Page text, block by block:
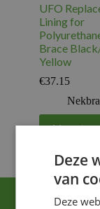
UFO
Lining for
Brace
Yellow
€37.15
Voeg toe
Deze
van
Deze